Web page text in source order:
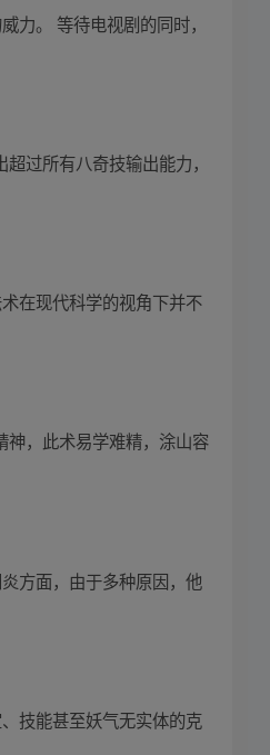
力。 等待电视剧的同时，
过所有八奇技输出能力，
在现代科学的视角下并不
神，此术易学难精，涂山容
方面，由于多种原因，他
技能甚至妖气无实体的克